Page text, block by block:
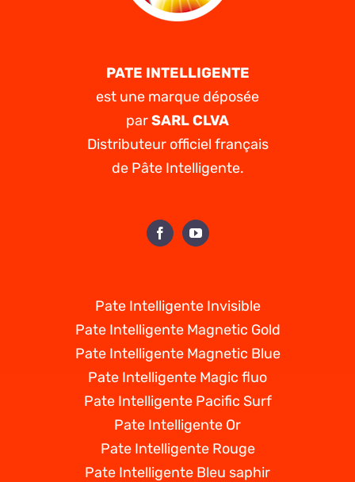
PATE INTELLIGENTE
est une marque déposée
parSARL CLVA
Distributeur officiel français
de Pâte Intelligente.
Pate Intelligente Invisible
Pate Intelligente Magnetic Gold
Pate Intelligente Magnetic Blue
Pate Intelligente Magic fluo
Pate Intelligente Pacific Surf
Pate Intelligente Or
Pate Intelligente Rouge
Pate Intelligente Bleu saphir